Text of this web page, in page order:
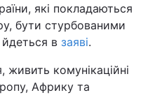
які покладаються
бути стурбованими
в заяві.
комунікаційні
Африку та